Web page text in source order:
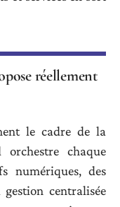
réellement
le cadre de la
chaque
numériques, des
centralisée